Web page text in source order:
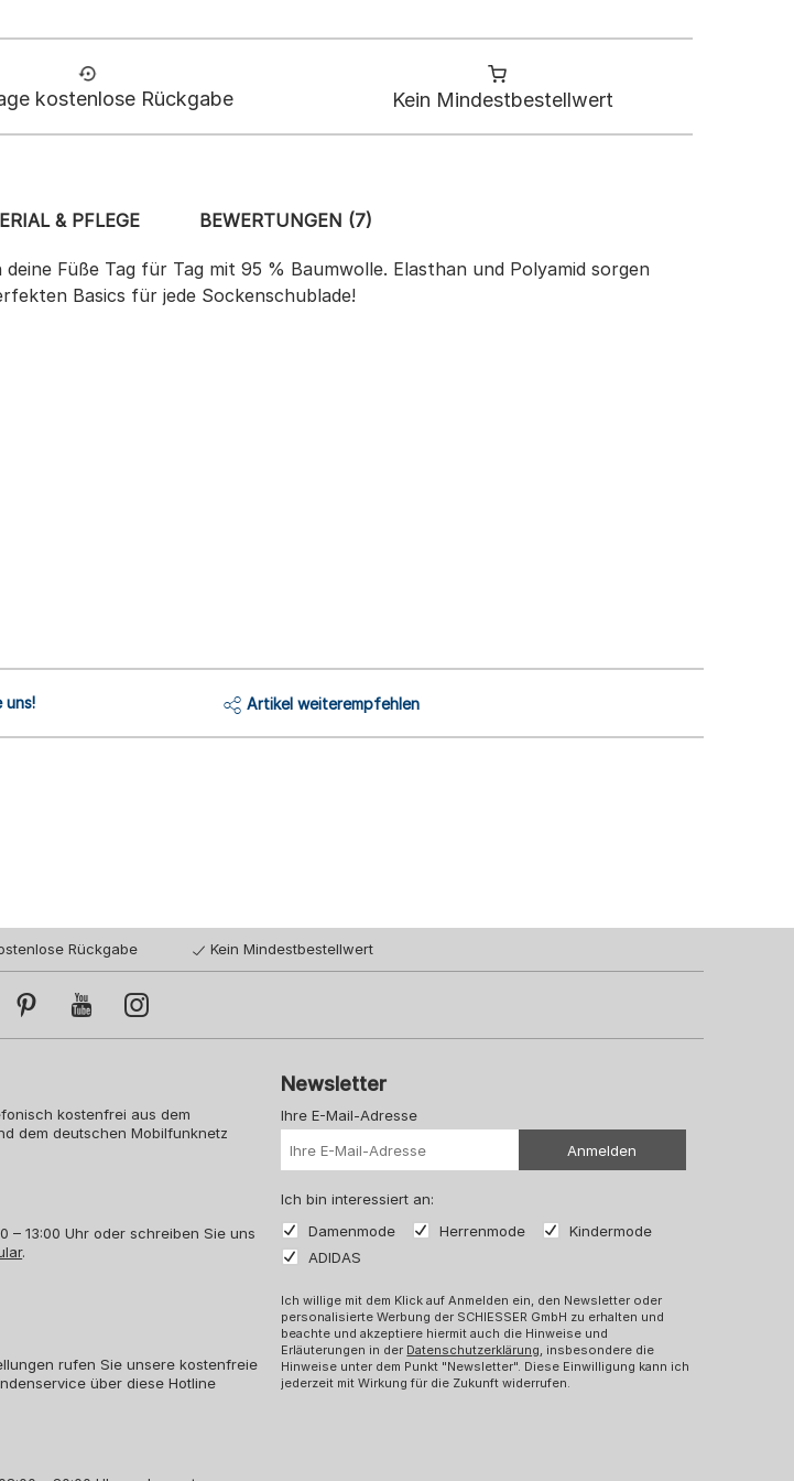
kostenlose Rückgabe Kein Mindestbestellwert
Füße Tag für Tag mit 95 % Baumwolle. Elasthan und Polyamid sorgen
Basics für jede Sockenschublade!
& PFLEGE BEWERTUNGEN (7)
uns! Artikel weiterempfehlen
Rückgabe Kein Mindestbestellwert
kostenfrei aus dem
dem deutschen Mobilfunknetz
– 13:00 Uhr oder schreiben Sie uns
.
rufen Sie unsere kostenfreie
über diese Hotline
Newsletter
Ihre E-Mail-Adresse
Anmelden
Ich bin interessiert an:
Damenmode
Herrenmode
Kindermode
ADIDAS
Ich willige mit dem Klick auf Anmelden ein, den Newsletter oder
personalisierte Werbung der SCHIESSER GmbH zu erhalten und
beachte und akzeptiere hiermit auch die Hinweise und
Erläuterungen in der Datenschutzerklärung, insbesondere die
Hinweise unter dem Punkt "Newsletter". Diese Einwilligung kann ich
jederzeit mit Wirkung für die Zukunft widerrufen.